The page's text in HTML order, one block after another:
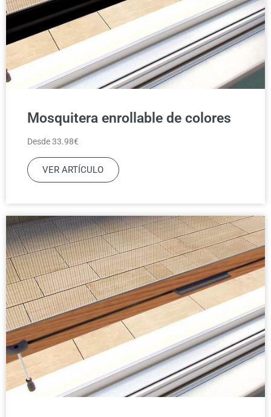
Mosquitera enrollable de colores
Desde 33.98€
VER ARTÍCULO